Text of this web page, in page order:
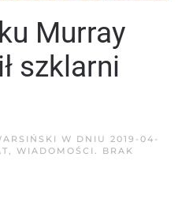
Murray
szklarni
W DNIU 2019-04-
WIADOMOŚCI
BRAK